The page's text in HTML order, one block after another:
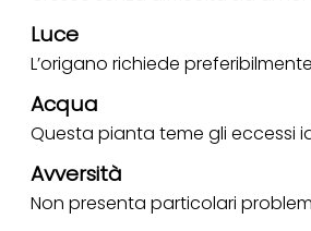
Luce
L’origano richiede
Acqua
Questa pianta teme gli eccessi
Avversità
Non presenta particolari